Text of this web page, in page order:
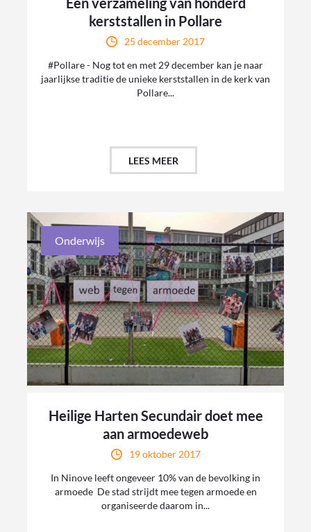
kerststallen in Pollare
25 december 2017
#Pollare - Nog tot en met 29 december kan je naar
jaarlijkse traditie de unieke kerststallen in de kerk van
Pollare...
LEES MEER
Onderwijs
Heilige Harten Secundair doet mee
aan armoedeweb
19 oktober 2017
In Ninove leeft ongeveer 10% van de bevolking in
armoede De stad strijdt mee tegen armoede en
organiseerde daarom in...